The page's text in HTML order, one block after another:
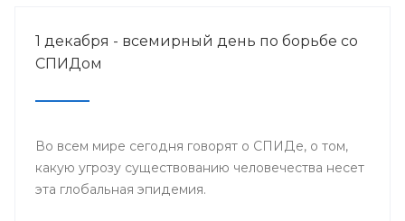
выбираем здоровый образ жизни».
1 декабря - всемирный день по борьбе со
СПИДом
Во всем мире сегодня говорят о СПИДе, о том,
какую угрозу существованию человечества несет
эта глобальная эпидемия.